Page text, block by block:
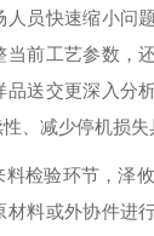
人员快速缩小问
当前工艺参数，
品送交更深入分
、减少停机损失
检验环节，泽
料或外协件进